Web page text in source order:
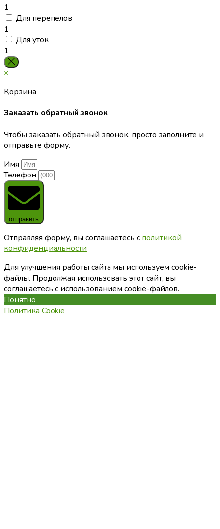
1
Для перепелов
1
Для уток
1
×
Корзина
Заказать обратный звонок
Чтобы заказать обратный звонок, просто заполните и
отправьте форму.
Имя
Телефон
отправить
Отправляя форму, вы соглашаетесь с политикой
конфиденциальности
Для улучшения работы сайта мы используем cookie-
файлы. Продолжая использовать этот сайт, вы
соглашаетесь с использованием cookie-файлов.
Понятно
Политика Cookie